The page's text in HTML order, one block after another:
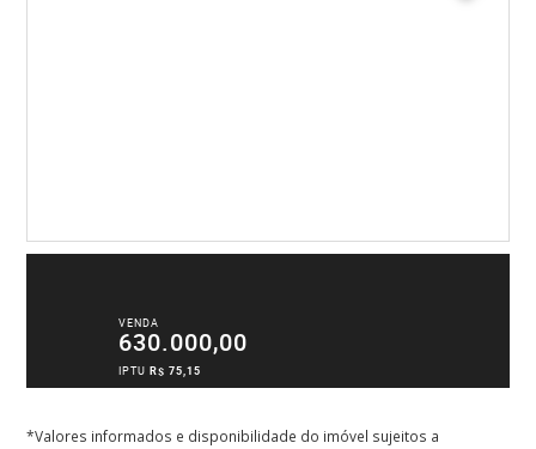
VENDA
630.000,00
IPTUR$ 75,15
*Valores informados e disponibilidade do imóvel sujeitos a